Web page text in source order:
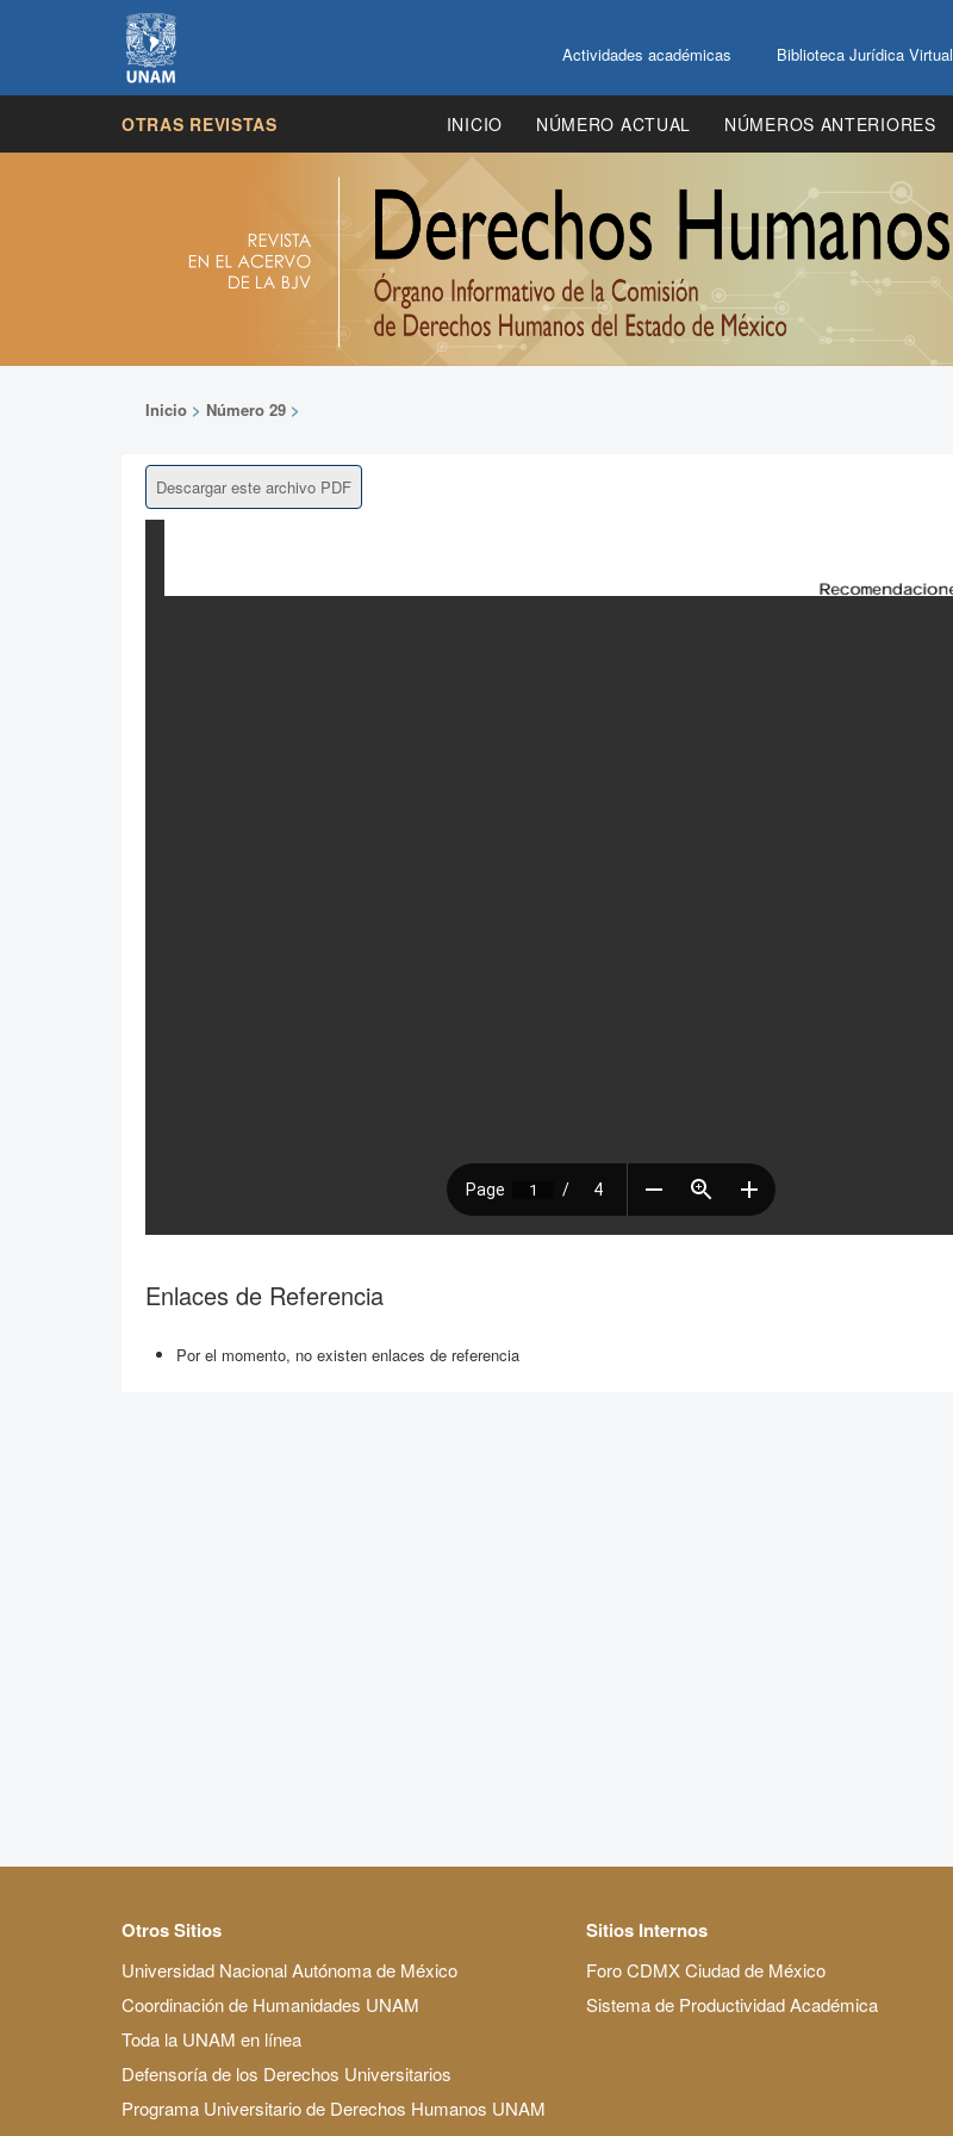
Actividades académicas Biblioteca Jurídica Virtual
OTRAS REVISTAS INICIO NÚMERO ACTUAL NÚMEROS ANTERIORES
Inicio > Número 29 >
Descargar este archivo PDF
Enlaces de Referencia
Por el momento, no existen enlaces de referencia
Otros Sitios
Universidad Nacional Autónoma de México
Coordinación de Humanidades UNAM
Toda la UNAM en línea
Defensoría de los Derechos Universitarios
Programa Universitario de Derechos Humanos UNAM
Sitios Internos
Foro CDMX Ciudad de México
Sistema de Productividad Académica